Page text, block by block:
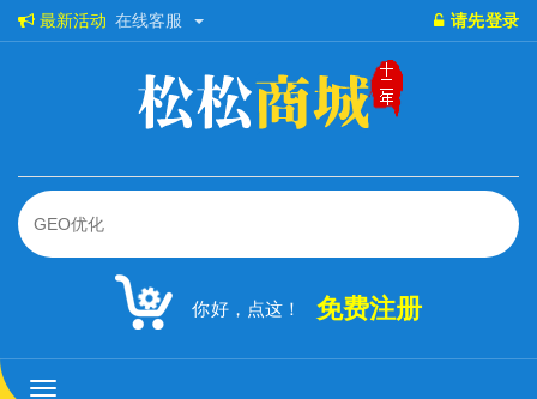
请先登录
最新活动 在线客服
你好，点这！ 免费注册
松